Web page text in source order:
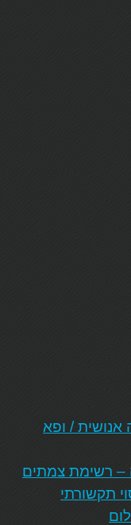
אנושית / ופא
– רשימת צמתים
תקשורתי